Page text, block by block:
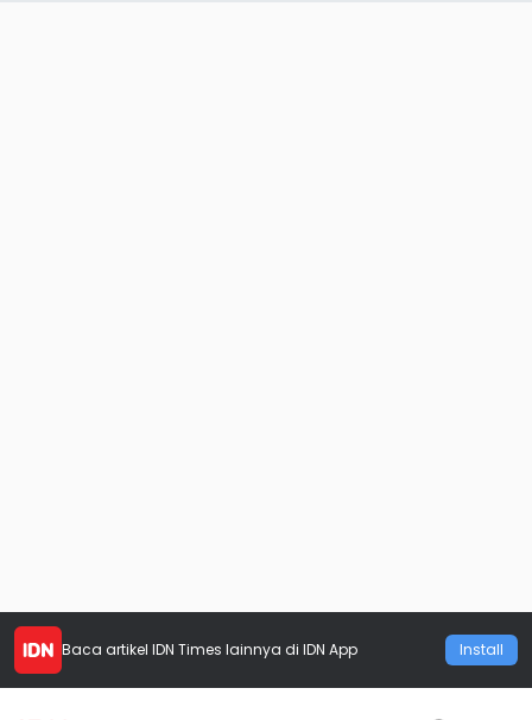
Baca artikel IDN Times lainnya di IDN App Install